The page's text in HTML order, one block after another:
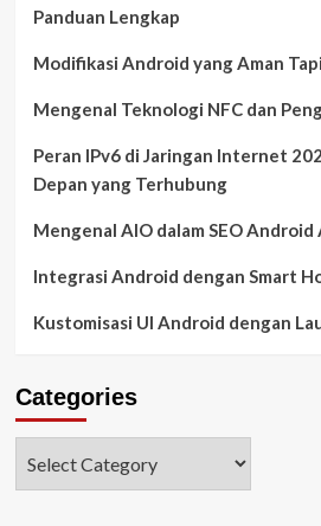
Panduan Lengkap
Modifikasi Android yang Aman
Mengenal Teknologi NFC dan
Peran IPv6 di Jaringan Internet
Depan yang Terhubung
Mengenal AIO dalam SEO Android
Integrasi Android dengan Smart
Kustomisasi UI Android dengan
Categories